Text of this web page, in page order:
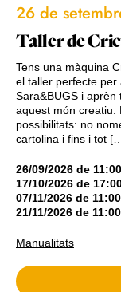
26 de
Taller de
Tens una màquina
el taller perfecte per
Sara&BUGS i
aquest món creatiu.
possibilitats: no
cartolina i fins i tot
26/09/2026 de 11:00
17/10/2026 de
07/11/2026 de 11:00
21/11/2026 de 11:00
Manualitats